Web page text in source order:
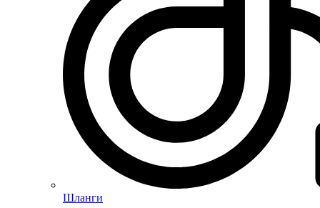
Шланги